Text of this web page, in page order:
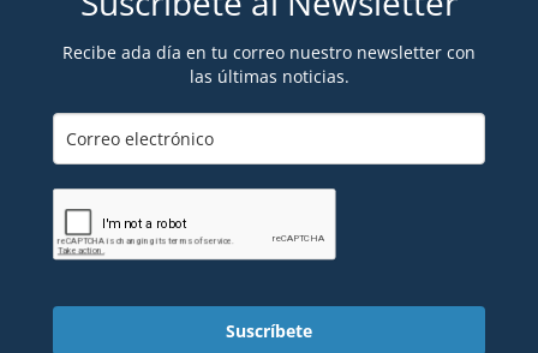
Recibe ada día en tu correo nuestro newsletter con
las últimas noticias.
Suscríbete